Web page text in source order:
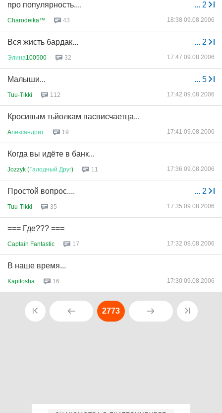
... 2
про популярность....
Charodeika™ 43 18:38 09.08.2006
... 2
Вся жисть бардак...
Элина100500 32 17:47 09.08.2006
... 5
Малыши...
Tuu-Tikki 112 17:42 09.08.2006
Кросивым тьйолкам пасвисчаетца...
Aлександрит 19 17:41 09.08.2006
Когда вы идёте в банк...
Jozzyk (Галодный Друг) 11 17:36 09.08.2006
... 2
Простой вопрос....
Tuu-Tikki 35 17:35 09.08.2006
=== Где??? ===
Captain Fantastic 17 17:32 09.08.2006
В наше время...
Kapitosha 16 17:30 09.08.2006
2773